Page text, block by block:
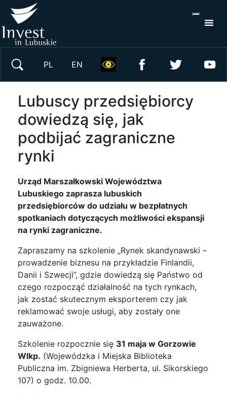
PL EN
Lubuscy przedsiębiorcy
dowiedzą się, jak
podbijać zagraniczne
rynki
Urząd Marszałkowski Województwa
Lubuskiego zaprasza lubuskich
przedsiębiorców do udziału w bezpłatnych
spotkaniach dotyczących możliwości ekspansji
na rynki zagraniczne.
Zapraszamy na szkolenie „Rynek skandynawski –
prowadzenie biznesu na przykładzie Finlandii,
Danii i Szwecji”, gdzie dowiedzą się Państwo od
czego rozpocząć działalność na tych rynkach,
jak zostać skutecznym eksporterem czy jak
reklamować swoje usługi, aby zostały one
zauważone.
Szkolenie rozpocznie się 31 maja w Gorzowie
Wlkp. (Wojewódzka i Miejska Biblioteka
Publiczna im. Zbigniewa Herberta, ul. Sikorskiego
107) o godz. 10.00.
Wyszukaj w serwisie